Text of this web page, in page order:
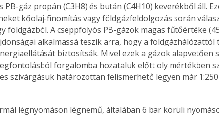
PB-gáz propán (C3H8) és bután (C4H10) keverékből áll.
kőolaj-finomítás vagy földgázfeldolgozás során
földgázból. A cseppfolyós PB-gázok magas fűtőértéke
alkalmassá teszik arra, hogy a földgázhálózattól
biztosítsák. Mivel ezek a gázok alapvetően
forgalomba hozataluk előtt oly mértékben
szivárgásuk határozottan felismerhető legyen már